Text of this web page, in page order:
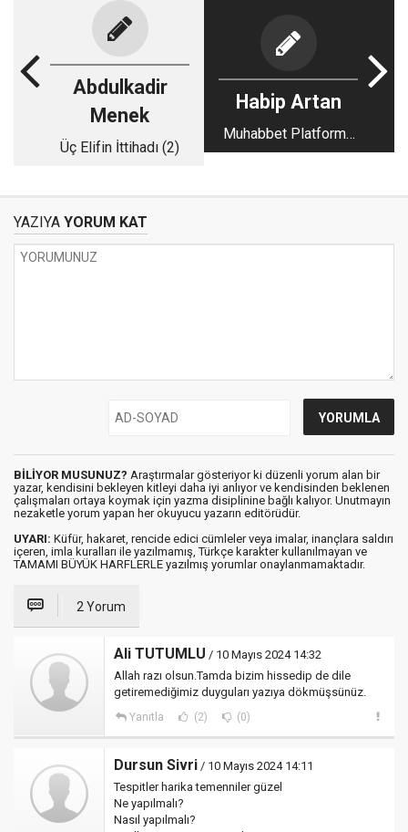
Abdulkadir
Menek
Üç Elifin İttihadı (2)
Habip Artan
Muhabbet Platformu
Diyarbakır
YAZIYA YORUM KAT
BİLİYOR MUSUNUZ? Araştırmalar gösteriyor ki düzenli yorum alan bir
yazar, kendisini bekleyen kitleyi daha iyi anlıyor ve kendisinden beklenen
çalışmaları ortaya koymak için yazma disiplinine bağlı kalıyor. Unutmayın
nezaketle yorum yapan her okuyucu yazarın editörüdür.
UYARI: Küfür, hakaret, rencide edici cümleler veya imalar, inançlara saldırı
içeren, imla kuralları ile yazılmamış, Türkçe karakter kullanılmayan ve
TAMAMI BÜYÜK HARFLERLE yazılmış yorumlar onaylanmamaktadır.
2 Yorum
Ali TUTUMLU / 10 Mayıs 2024 14:32
Allah razı olsun.Tamda bizim hissedip de dile
getiremediğimiz duyguları yazıya dökmüşsünüz.
Yanıtla (2) (0)
Dursun Sivri / 10 Mayıs 2024 14:11
Tespitler harika temenniler güzel
Ne yapılmalı?
Nasıl yapılmalı?